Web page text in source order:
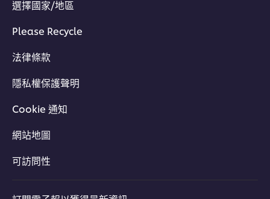
選擇國家/地區
Please Recycle
法律條款
隱私權保護聲明
Cookie 通知
網站地圖
可訪問性